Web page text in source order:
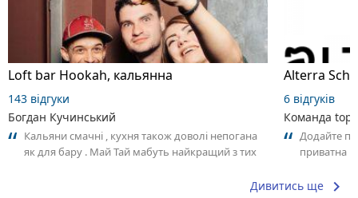
Loft bar Hookah, кальянна
143 відгуки
Богдан Кучинський
Кальяни смачні , кухня також доволі непогана
як для бару . Май Тай мабуть найкращий з тих
6 відгуків
Команда
Додайте
приватна
Дивитись ще keyboard_arrow_right